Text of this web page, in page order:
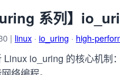
系列】
| linux · io_uring · high-
Linux io_uring 的核心机制